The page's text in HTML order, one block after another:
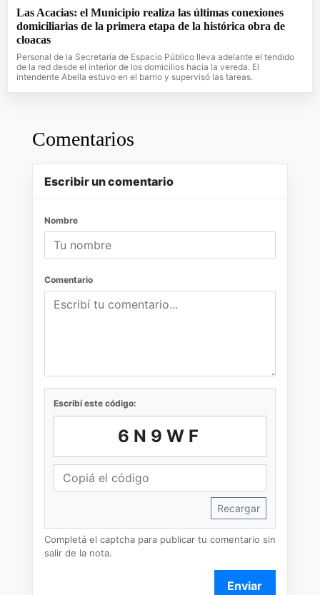
Las Acacias: el Municipio realiza las últimas conexiones
domiciliarias de la primera etapa de la histórica obra de
cloacas
Personal de la Secretaría de Espacio Público lleva adelante el tendido
de la red desde el interior de los domicilios hacia la vereda. El
intendente Abella estuvo en el barrio y supervisó las tareas.
Comentarios
Escribir un comentario
Nombre
Comentario
Escribí este código:
6N9WF
Recargar
Completá el captcha para publicar tu comentario sin
salir de la nota.
Enviar